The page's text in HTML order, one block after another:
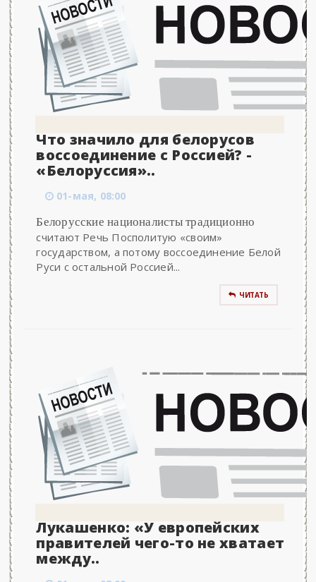
Что значило для белорусов
воссоединение с Россией? -
«Белоруссия»..
01-мая, 08:00
Белорусские националисты традиционно
считают Речь Посполитую «своим»
государством, а потому воссоединение Белой
Руси с остальной Россией...
ЧИТАТЬ
Лукашенко: «У европейских
правителей чего-то не хватает
между..